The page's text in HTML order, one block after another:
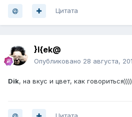
Цитата
}I{ek@
Опубликовано 28 августа,
Dik, на вкус и цвет, как говориться))))